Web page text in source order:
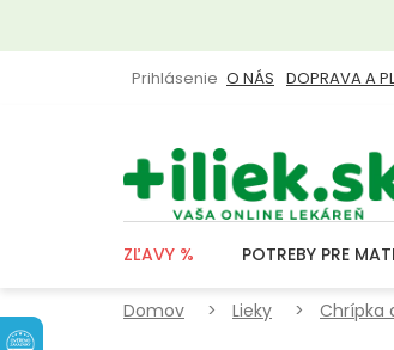
obsah
O NÁS DOPRAVA A
Prihlásenie
ZĽAVY % POTREBY PRE
Domov Lieky Chrípka